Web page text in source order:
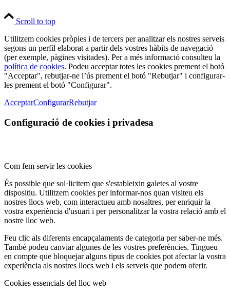
Scroll to top
Utilitzem cookies pròpies i de tercers per analitzar els nostres serveis
segons un perfil elaborat a partir dels vostres hàbits de navegació
(per exemple, pàgines visitades). Per a més informació consulteu la
política de cookies. Podeu acceptar totes les cookies prement el botó
"Acceptar", rebutjar-ne l’ús prement el botó "Rebutjar" i configurar-
les prement el botó "Configurar".
AcceptarConfigurarRebutjar
Configuració de cookies i privadesa
Com fem servir les cookies
És possible que sol·licitem que s'estableixin galetes al vostre
dispositiu. Utilitzem cookies per informar-nos quan visiteu els
nostres llocs web, com interactueu amb nosaltres, per enriquir la
vostra experiència d'usuari i per personalitzar la vostra relació amb el
nostre lloc web.
Feu clic als diferents encapçalaments de categoria per saber-ne més.
També podeu canviar algunes de les vostres preferències. Tingueu
en compte que bloquejar alguns tipus de cookies pot afectar la vostra
experiència als nostres llocs web i els serveis que podem oferir.
Cookies essencials del lloc web